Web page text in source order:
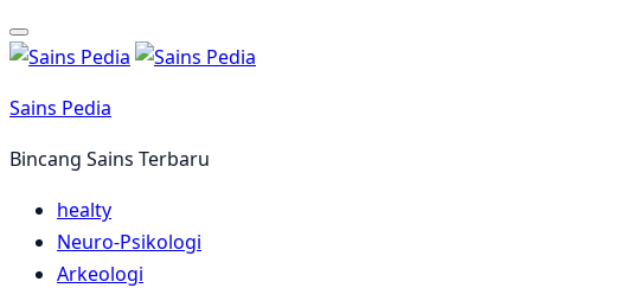
Langsung
ke
Sains Pedia
Bincang Sains Terbaru
healty
Neuro-Psikologi
Arkeologi